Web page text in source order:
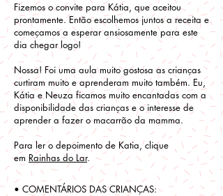
Fizemos o convite para Kátia, que aceitou
prontamente. Então escolhemos juntos a receita e
começamos a esperar ansiosamente para este
dia chegar logo!
Nossa! Foi uma aula muito gostosa as crianças
curtiram muito e aprenderam muito também. Eu,
Kátia e Neuza ficamos muito encantadas com a
disponibilidade das crianças e o interesse de
aprender a fazer o macarrão da mamma.
Para ler o depoimento de Katia, clique
em Rainhas do Lar.
• COMENTÁRIOS DAS CRIANÇAS: